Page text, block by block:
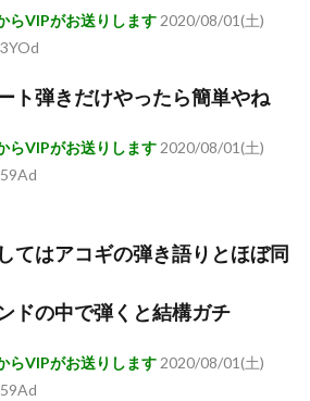
らVIPがお送りします 2020/08/01(土)
ト弾きだけやったら簡単やね
らVIPがお送りします 2020/08/01(土)
てはアコギの弾き語りとほぼ同
ドの中で弾くと結構ガチ
らVIPがお送りします 2020/08/01(土)